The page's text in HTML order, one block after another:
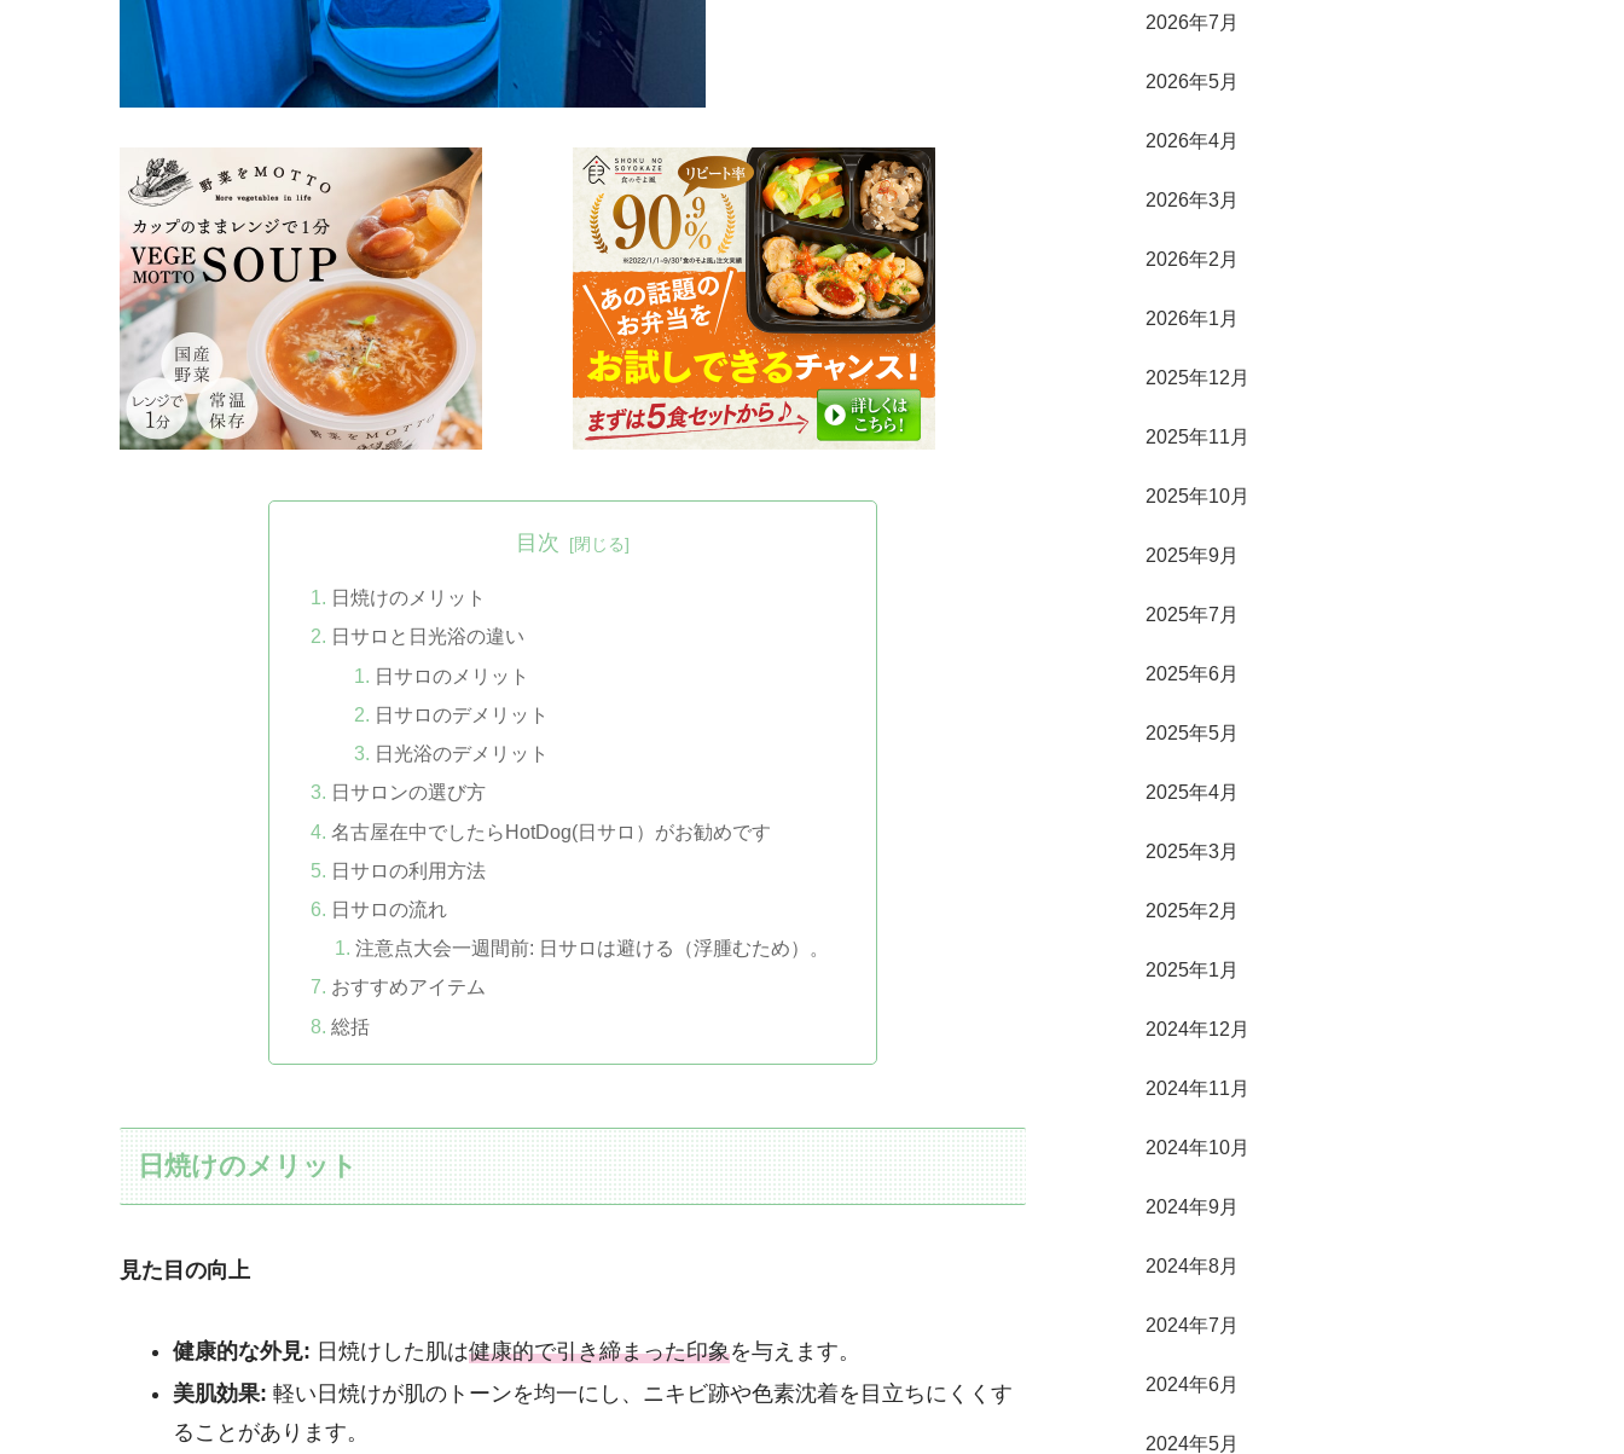
目次
日焼けのメリット
日サロと日光浴の違い
日サロのメリット
日サロのデメリット
日光浴のデメリット
日サロンの選び方
名古屋在中でしたらHotDog(日サロ）がお勧めです
日サロの利用方法
日サロの流れ
注意点大会一週間前: 日サロは避ける（浮腫むため）。
おすすめアイテム
総括
日焼けのメリット
見た目の向上
健康的な外見: 日焼けした肌は健康的で引き締まった印象を与えます。
美肌効果: 軽い日焼けが肌のトーンを均一にし、ニキビ跡や色素沈着を目立ちにくくす
ることがあります。
2026年7月
2026年5月
2026年4月
2026年3月
2026年2月
2026年1月
2025年12月
2025年11月
2025年10月
2025年9月
2025年7月
2025年6月
2025年5月
2025年4月
2025年3月
2025年2月
2025年1月
2024年12月
2024年11月
2024年10月
2024年9月
2024年8月
2024年7月
2024年6月
2024年5月